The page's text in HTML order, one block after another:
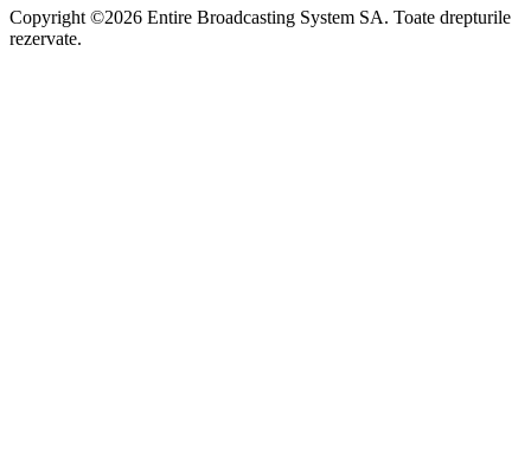
Copyright ©2026 Entire Broadcasting System SA. Toate drepturile
rezervate.